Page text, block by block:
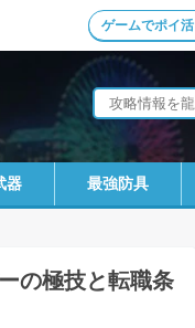
ゲームでポイ活
器 最強防具
の極技と転職条